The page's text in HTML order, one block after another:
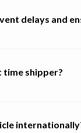
delays and
time shipper?